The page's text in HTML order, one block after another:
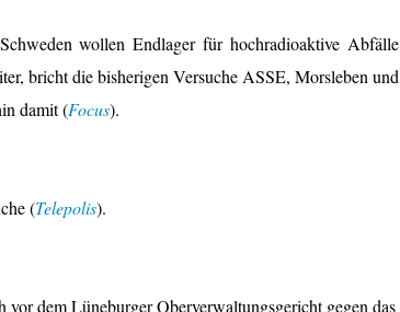
wollen Endlager für hochradioaktive Abfälle
bricht die bisherigen Versuche ASSE, Morsleben und
damit (Focus).
(Telepolis).
dem Lüneburger Oberverwaltungsgericht gegen das